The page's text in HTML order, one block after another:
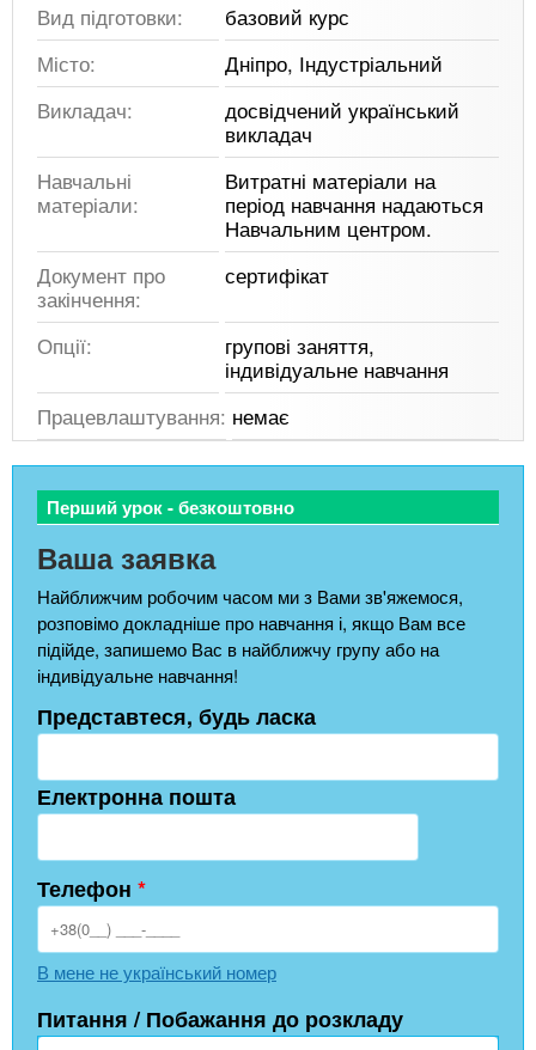
Вид підготовки:
базовий курс
Місто:
Дніпро, Індустріальний
Викладач:
досвідчений український
викладач
Навчальні
матеріали:
Витратні матеріали на
період навчання надаються
Навчальним центром.
Документ про
закінчення:
сертифікат
Опції:
групові заняття,
індивідуальне навчання
Працевлаштування: немає
Перший урок - безкоштовно
Ваша заявка
Найближчим робочим часом ми з Вами зв'яжемося,
розповімо докладніше про навчання і, якщо Вам все
підійде, запишемо Вас в найближчу групу або на
індивідуальне навчання!
Представтеся, будь ласка
Електронна пошта
Телефон *
В мене не український номер
Питання / Побажання до розкладу